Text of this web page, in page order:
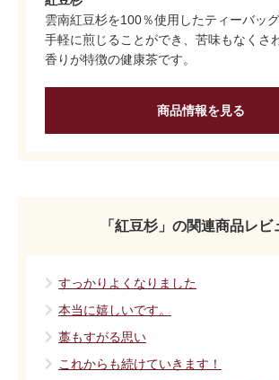
雲南紅豆杉を100％使用したティーバッグ
手軽に煎じることができ、苦味もなくさ
香りが特徴の健康茶です。
商品情報を見る
「紅豆杉」の関連商品レビ
すっかりよくなりました
本当に嬉しいです。
藁もすがる思い
これからも続けていきます！